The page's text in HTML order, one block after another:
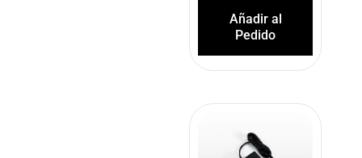
Añadir al
Pedido